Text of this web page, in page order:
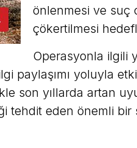
önlenmesi ve suç
çökertilmesi
Operasyonla ilgili
paylaşımı yoluyla
son yıllarda artan
tehdit eden önemli bir